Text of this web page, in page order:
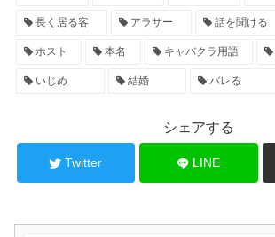
長く居る客 アラサー 話を聞ける
ホスト 本名 キャバクラ用語
いじめ 結婚 バレる
シェアする
Twitter LINE